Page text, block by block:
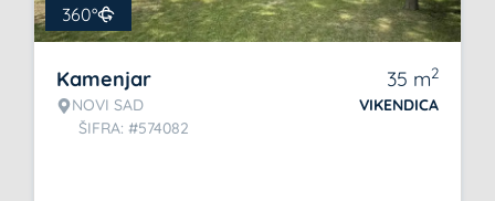
360°
Kamenjar
NOVI SAD
ŠIFRA: #574082
35 m2
VIKENDICA